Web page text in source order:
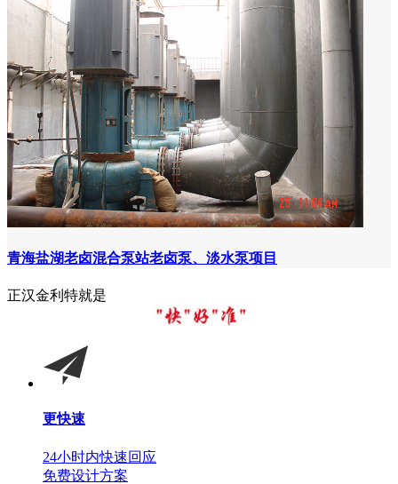
青海盐湖老卤混合泵站老卤泵、淡水泵项目
正汉金利特就是
更快速
24小时内快速回应
免费设计方案